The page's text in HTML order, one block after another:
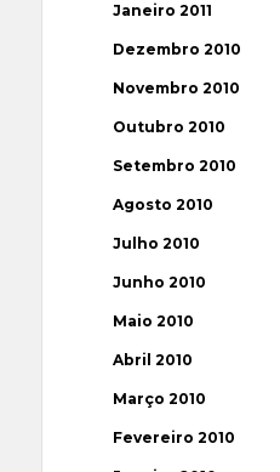
Janeiro 2011
Dezembro 2010
Novembro 2010
Outubro 2010
Setembro 2010
Agosto 2010
Julho 2010
Junho 2010
Maio 2010
Abril 2010
Março 2010
Fevereiro 2010